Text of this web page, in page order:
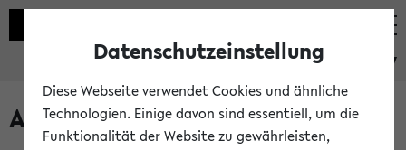
eKVV
Archivierte Studiengänge
Datenschutzeinstellung
Diese Webseite verwendet Cookies und ähnliche
Technologien. Einige davon sind essentiell, um die
Funktionalität der Website zu gewährleisten,